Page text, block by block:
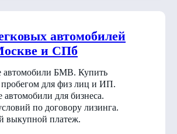
автомобилей
и СПб
автомобили БМВ. Купить
пробегом для физ лиц и ИП.
автомобили для бизнеса.
по договору лизинга.
выкупной платеж.